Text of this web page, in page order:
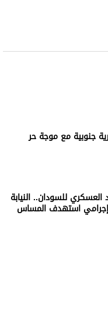
جنوبية مع موجة حر
للسودان.. النيابة
استهدف المساس